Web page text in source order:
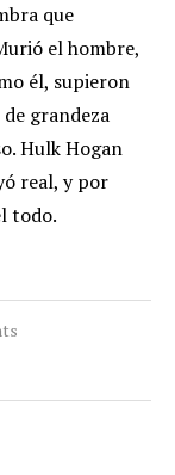
que
el hombre,
él, supieron
grandeza
Hulk Hogan
real, y por
todo.